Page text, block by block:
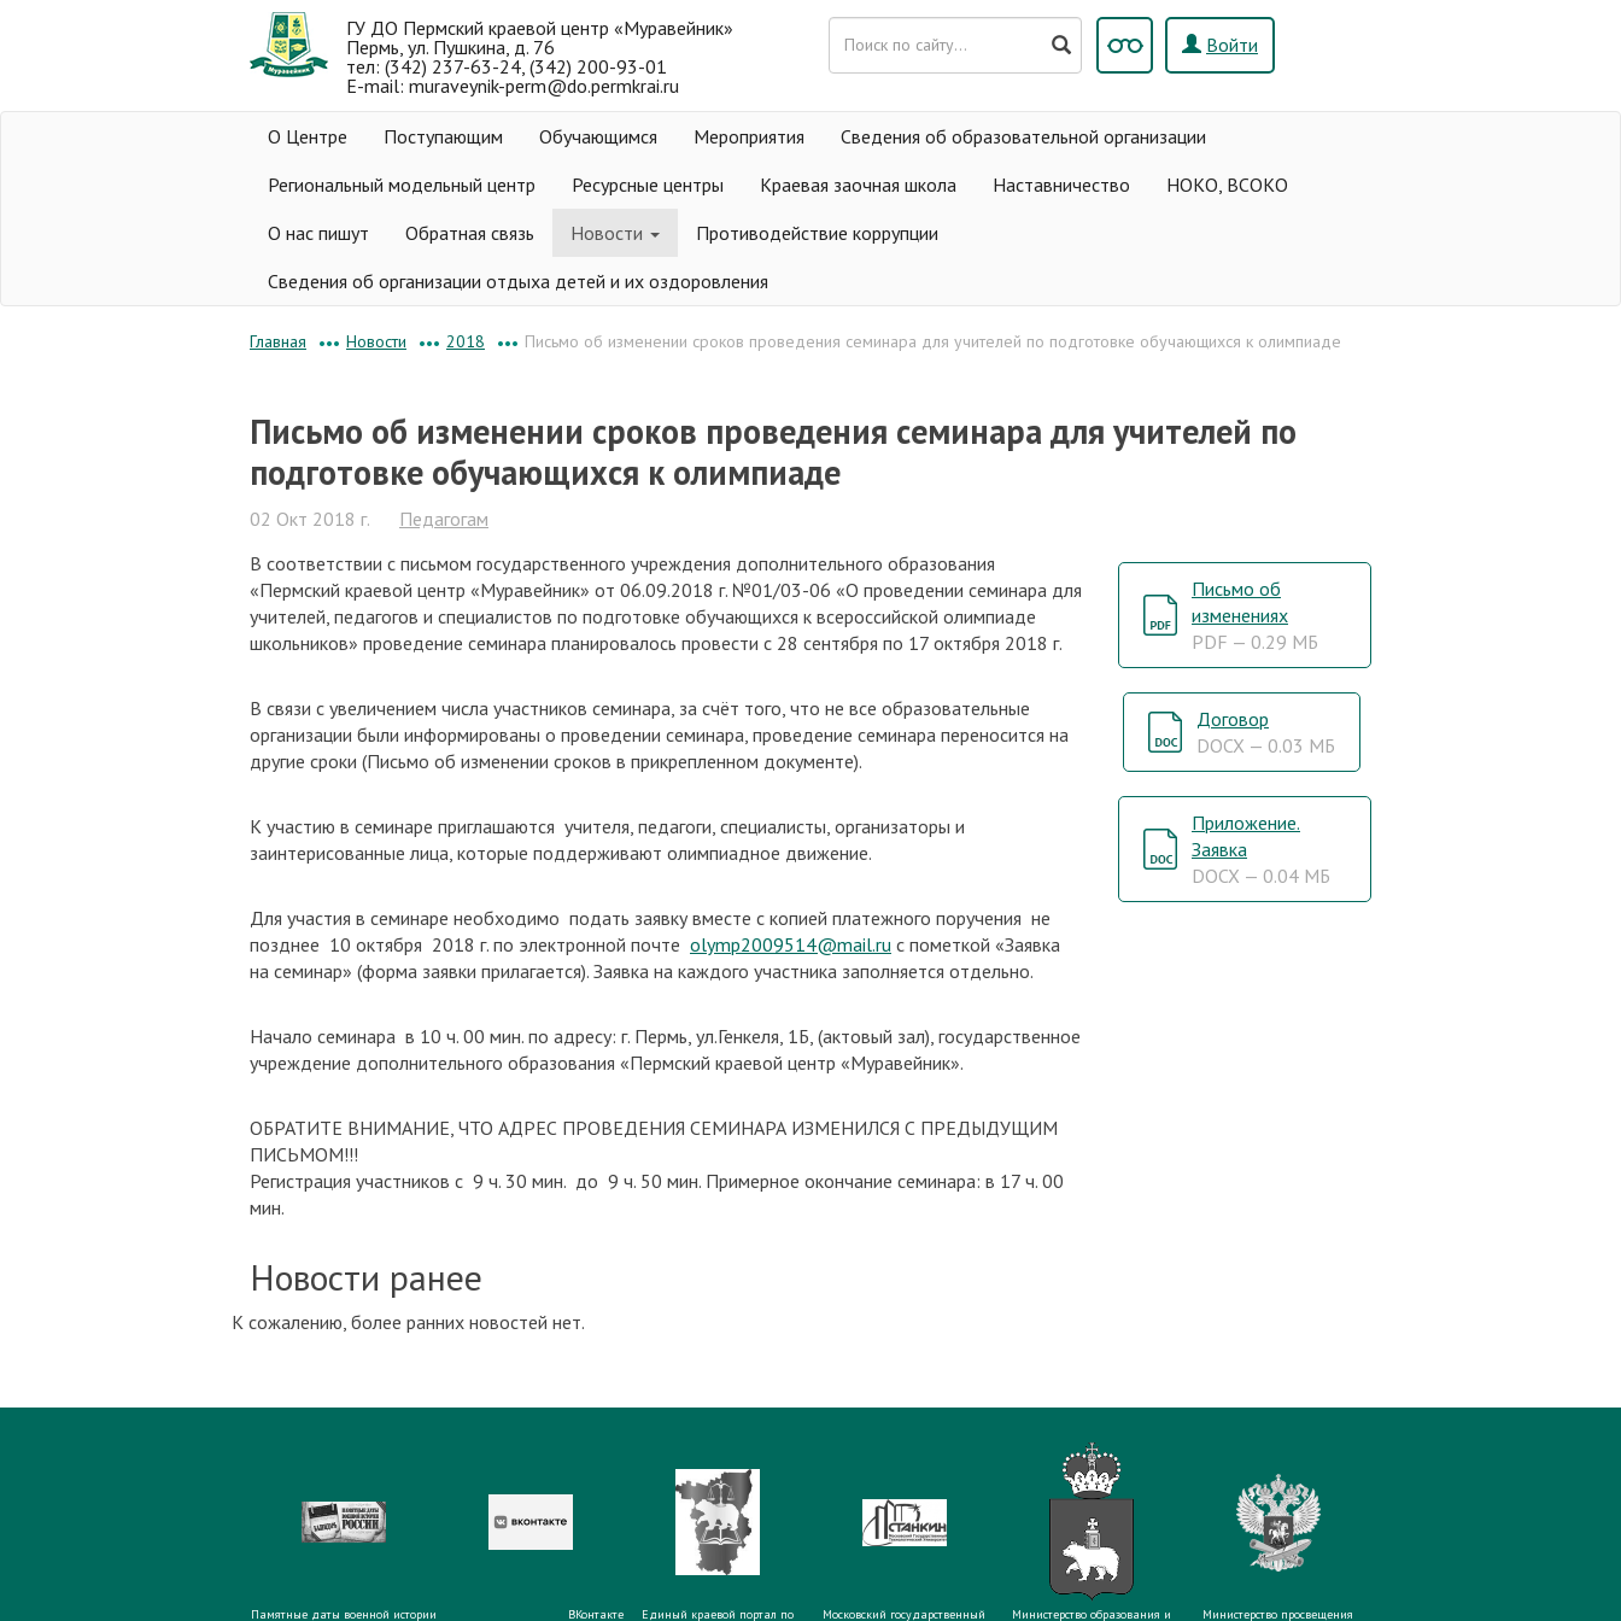
ГУ ДО Пермский краевой центр «Муравейник»
Пермь, ул. Пушкина, д. 76
тел: (342) 237-63-24, (342) 200-93-01
E-mail: muraveynik-perm@do.permkrai.ru
Войти
О Центре Поступающим Обучающимся Мероприятия
Сведения об образовательной организации
Региональный модельный центр
Ресурсные центры Краевая заочная школа Наставничество
НОКО, ВСОКО
О нас пишут
Обратная связь Новости
Противодействие коррупции
Сведения об организации отдыха детей и их оздоровления
Главная ••• Новости ••• 2018 ••• Письмо об изменении сроков проведения семинара для учителей по подготовке обучающихся к олимпиаде
Письмо об изменении сроков проведения семинара для учителей по
подготовке обучающихся к олимпиаде
02 Окт 2018 г.
Педагогам
В соответствии с письмом государственного учреждения дополнительного образования
«Пермский краевой центр «Муравейник» от 06.09.2018 г. №01/03-06 «О проведении семинара для
учителей, педагогов и специалистов по подготовке обучающихся к всероссийской олимпиаде
школьников» проведение семинара планировалось провести с 28 сентября по 17 октября 2018 г.
В связи с увеличением числа участников семинара, за счёт того, что не все образовательные
организации были информированы о проведении семинара, проведение семинара переносится на
другие сроки (Письмо об изменении сроков в прикрепленном документе).
К участию в семинаре приглашаются учителя, педагоги, специалисты, организаторы и
заинтерисованные лица, которые поддерживают олимпиадное движение.
Для участия в семинаре необходимо подать заявку вместе с копией платежного поручения не
позднее 10 октября 2018 г. по электронной почте olymp2009514@mail.ru с пометкой «Заявка
на семинар» (форма заявки прилагается). Заявка на каждого участника заполняется отдельно.
Начало семинара в 10 ч. 00 мин. по адресу: г. Пермь, ул.Генкеля, 1Б, (актовый зал), государственное
учреждение дополнительного образования «Пермский краевой центр «Муравейник».
ОБРАТИТЕ ВНИМАНИЕ, ЧТО АДРЕС ПРОВЕДЕНИЯ СЕМИНАРА ИЗМЕНИЛСЯ С ПРЕДЫДУЩИМ
ПИСЬМОМ!!!
Регистрация участников с 9 ч. 30 мин. до 9 ч. 50 мин. Примерное окончание семинара: в 17 ч. 00
мин.
Письмо об
изменениях
PDF — 0.29 МБ
Договор
DOCX — 0.03 МБ
Приложение.
Заявка
DOCX — 0.04 МБ
Новости ранее
К сожалению, более ранних новостей нет.
Памятные даты военной истории ВКонтакте Единый краевой портал по Московский государственный Министерство образования и Министерство просвещения